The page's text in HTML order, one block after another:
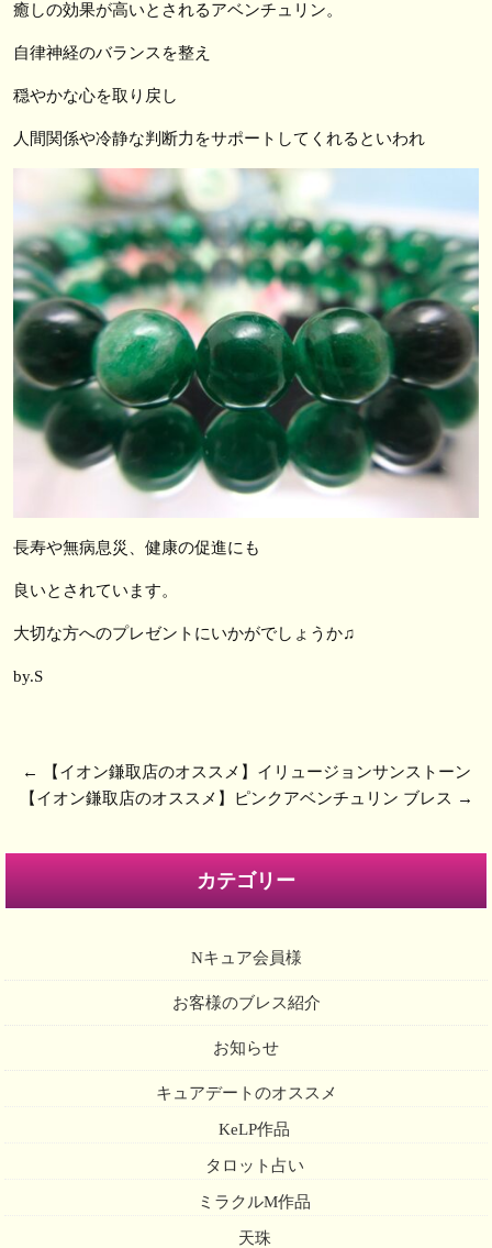
癒しの効果が高いとされるアベンチュリン。
自律神経のバランスを整え
穏やかな心を取り戻し
人間関係や冷静な判断力をサポートしてくれるといわれ
長寿や無病息災、健康の促進にも
良いとされています。
大切な方へのプレゼントにいかがでしょうか♫
by.S
←
【イオン鎌取店のオススメ】イリュージョンサンストーン
【イオン鎌取店のオススメ】ピンクアベンチュリン ブレス →
カテゴリー
Nキュア会員様
お客様のブレス紹介
お知らせ
キュアデートのオススメ
KeLP作品
タロット占い
ミラクルM作品
天珠